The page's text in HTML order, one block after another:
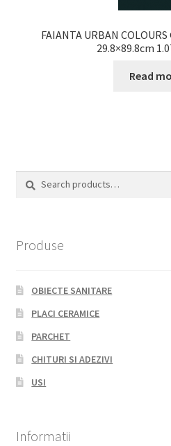
FAIANTA URBAN COLOURS
29.8×89.8cm
Read
Produse
OBIECTE SANITARE
PLACI CERAMICE
PARCHET
CHITURI SI ADEZIVI
USI
Informatii